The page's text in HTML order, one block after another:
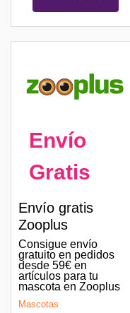
Envío
Gratis
Envío gratis
Zooplus
Consigue envío
gratuito en pedidos
desde 59€ en
artículos para tu
mascota en Zooplus
Mascotas